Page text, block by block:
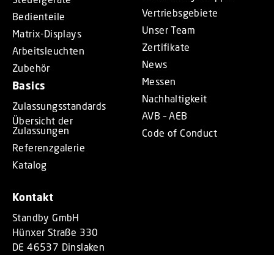
Bedienteile
Matrix-Displays
Arbeitsleuchten
Zubehör
Basics
Zulassungsstandards
Übersicht der
Zulassungen
Referenzgalerie
Katalog
Vertriebsgebiete
Unser Team
Zertifikate
News
Messen
Nachhaltigkeit
AVB – AEB
Code of Conduct
Kontakt
Standby GmbH
Hünxer Straße 330
DE 46537 Dinslaken